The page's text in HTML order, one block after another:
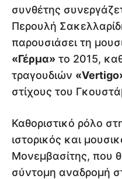
συνθέτης
Περουλή
παρουσιάσει τη
«Γέρμα» το 2015,
τραγουδιών
στίχους του
Καθοριστικό ρόλο
ιστορικός και
Μονεμβασίτης, που
σύντομη αναδρομή